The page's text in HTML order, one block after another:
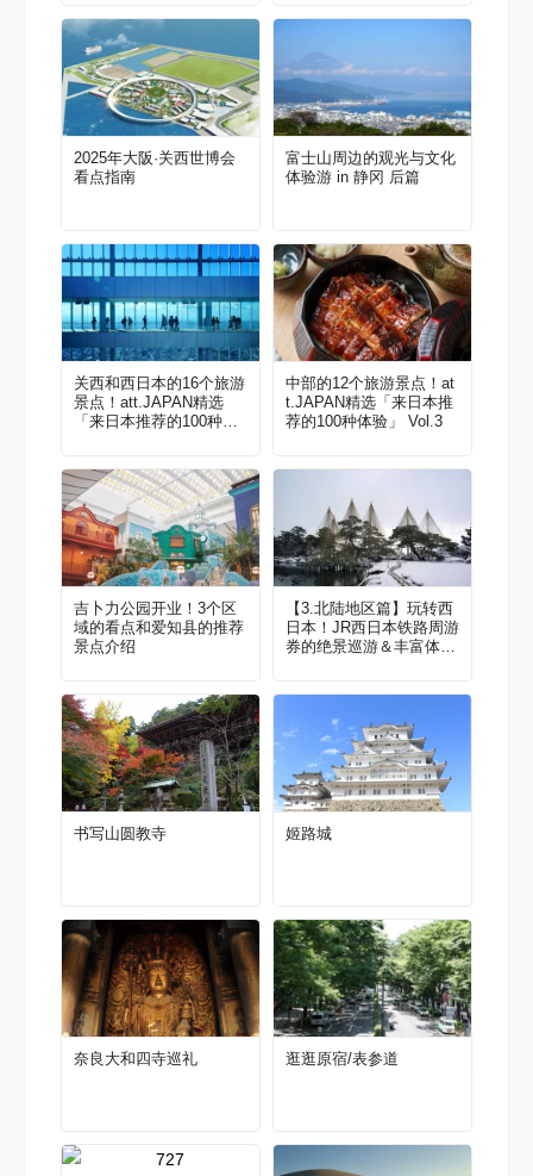
2025年大阪·关西世博会
看点指南
富士山周边的观光与文化
体验游 in 静冈 后篇
关西和西日本的16个旅游
景点！att.JAPAN精选
「来日本推荐的100种体
中部的12个旅游景点！at
t.JAPAN精选「来日本推
荐的100种体验」 Vol.3
吉卜力公园开业！3个区
域的看点和爱知县的推荐
景点介绍
【3.北陆地区篇】玩转西
日本！JR西日本铁路周游
券的绝景巡游＆丰富体验
书写山圆教寺 姬路城
奈良大和四寺巡礼 逛逛原宿/表参道